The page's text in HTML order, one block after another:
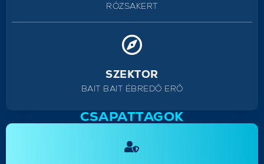
RÓZSAKERT
SZEKTOR
BAIT BAIT ÉBREDŐ ERŐ
CSAPATTAGOK